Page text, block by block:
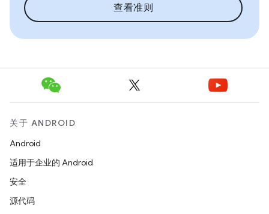
查看准则
关于 ANDROID
Android
适用于企业的 Android
安全
源代码